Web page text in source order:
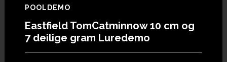
POOLDEMO
Eastfield TomCatminnow 10 cm og
7 deilige gram Luredemo